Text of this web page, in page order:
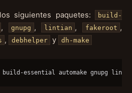
siguientes paquetes:
build-
, gnupg , lintian , fakeroot ,
, debhelper y dh-make
essential automake gnupg